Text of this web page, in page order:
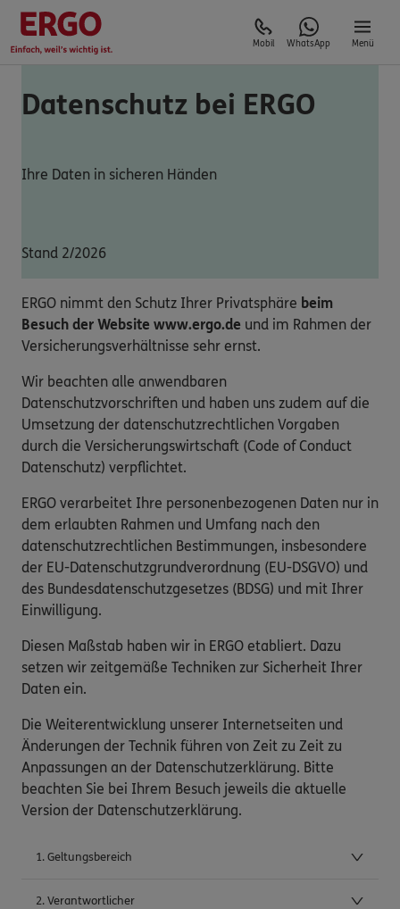
Mobil WhatsApp Menü
Datenschutz bei ERGO
Ihre Daten in sicheren Händen
Stand 2/2026
ERGO nimmt den Schutz Ihrer Privatsphäre beim
Besuch der Website www.ergo.de und im Rahmen der
Versicherungsverhältnisse sehr ernst.
Wir beachten alle anwendbaren
Datenschutzvorschriften und haben uns zudem auf die
Umsetzung der datenschutzrechtlichen Vorgaben
durch die Versicherungswirtschaft (Code of Conduct
Datenschutz) verpflichtet.
ERGO verarbeitet Ihre personenbezogenen Daten nur in
dem erlaubten Rahmen und Umfang nach den
datenschutzrechtlichen Bestimmungen, insbesondere
der EU-Datenschutzgrundverordnung (EU-DSGVO) und
des Bundesdatenschutzgesetzes (BDSG) und mit Ihrer
Einwilligung.
Diesen Maßstab haben wir in ERGO etabliert. Dazu
setzen wir zeitgemäße Techniken zur Sicherheit Ihrer
Daten ein.
Die Weiterentwicklung unserer Internetseiten und
Änderungen der Technik führen von Zeit zu Zeit zu
Anpassungen an der Datenschutzerklärung. Bitte
beachten Sie bei Ihrem Besuch jeweils die aktuelle
Version der Datenschutzerklärung.
1. Geltungsbereich
2. Verantwortlicher